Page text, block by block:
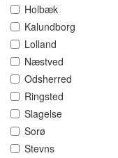
Holbæk
Kalundborg
Lolland
Næstved
Odsherred
Ringsted
Slagelse
Sorø
Stevns